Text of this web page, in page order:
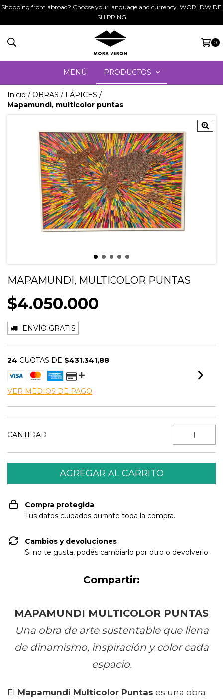
Shopping from abroad? Choose your language and currency. WORLDWIDE
SHIPPING
0
MENÚ PRODUCTOS
Inicio / OBRAS / LÁPICES /
Mapamundi, multicolor puntas
MAPAMUNDI, MULTICOLOR PUNTAS
$4.050.000
ENVÍO GRATIS
24 CUOTAS DE $431.341,88
VER MEDIOS DE PAGO
CANTIDAD
Compra protegida
Tus datos cuidados durante toda la compra.
Cambios y devoluciones
Si no te gusta, podés cambiarlo por otro o devolverlo.
Compartir:
MAPAMUNDI MULTICOLOR PUNTAS
Una obra de arte sustentable que llena
de dinamismo, inspiración y color cada
espacio.
El Mapamundi Multicolor Puntas es una obra